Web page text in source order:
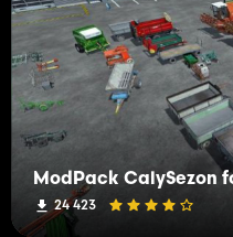
24 423